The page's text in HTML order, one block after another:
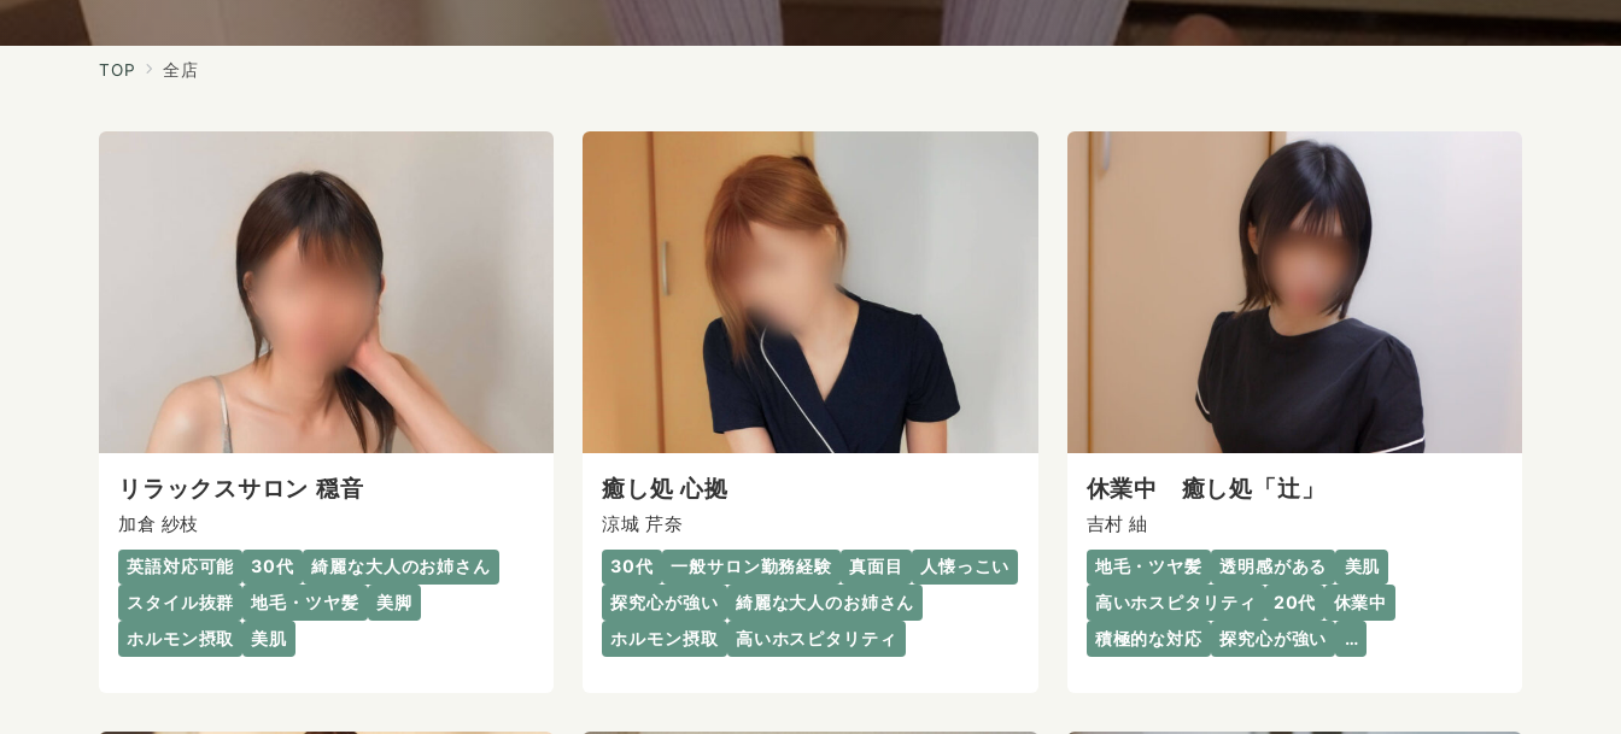
TOP 全店
リラックスサロン 穏音
加倉 紗枝
英語対応可能 30代
綺麗な大人のお姉さん
スタイル抜群
地毛・ツヤ髪
美脚
ホルモン摂取
美肌
癒し処 心拠
涼城 芹奈
30代 一般サロン勤務経験 真面目
人懐っこい
探究心が強い
綺麗な大人のお姉さん
ホルモン摂取
高いホスピタリティ
休業中 癒し処「辻」
吉村 紬
地毛・ツヤ髪 透明感がある
美肌
高いホスピタリティ
20代
休業中
積極的な対応
探究心が強い …